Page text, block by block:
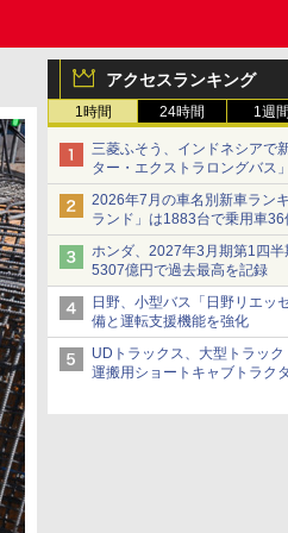
アクセスランキング
1時間 24時間 1週間
三菱ふそう、インドネシアで
ター・エクストラロングバス
ックベースの観光・旅客輸送
2026年7月の車名別新車ラン
ランド」は1883台で乗用車
は2591台で27位に
ホンダ、2027年3月期第1四半
5307億円で過去最高を記録
日野、小型バス「日野リエッ
備と運転支援機能を強化
UDトラックス、大型トラッ
運搬用ショートキャブトラク